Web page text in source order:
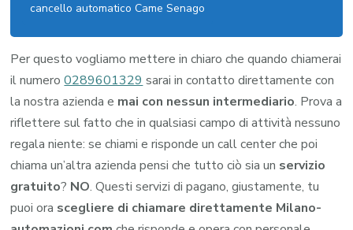
cancello automatico Came Senago
Per questo vogliamo mettere in chiaro che quando chiamerai
il numero0289601329sarai in contatto direttamente con
la nostra azienda e mai con nessun intermediario. Prova a
riflettere sul fatto che in qualsiasi campo di attività nessuno
regala niente: se chiami e risponde un call center che poi
chiama un’altra azienda pensi che tutto ciò sia un servizio
gratuito? NO. Questi servizi di pagano, giustamente, tu
puoi ora scegliere di chiamare direttamente Milano-